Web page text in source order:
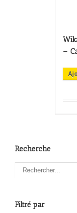
–
Recherche
Filtré par